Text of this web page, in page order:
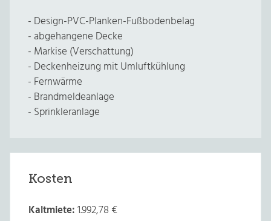
- Design-PVC-Planken-Fußbodenbelag
- abgehangene Decke
- Markise (Verschattung)
- Deckenheizung mit Umluftkühlung
- Fernwärme
- Brandmeldeanlage
- Sprinkleranlage
Kosten
Kaltmiete:1.992,78 €